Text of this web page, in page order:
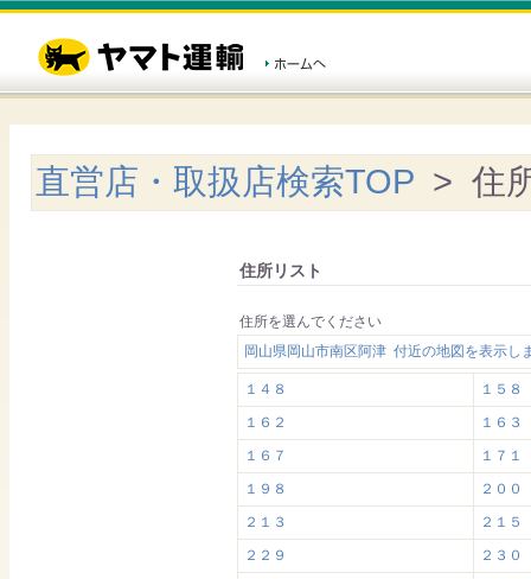
直営店・取扱店検索TOP > 住
住所リスト
住所を選んでください
岡山県岡山市南区阿津 付近の地図を表示し
１４８
１５８
１６２
１６３
１６７
１７１
１９８
２００
２１３
２１５
２２９
２３０